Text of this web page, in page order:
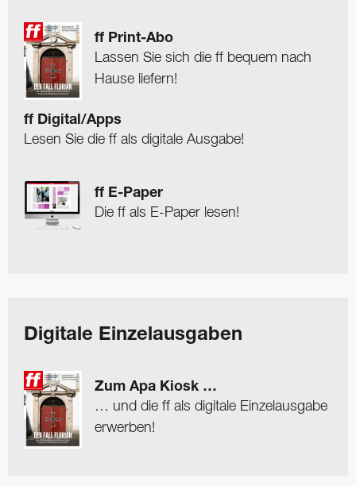
ff Print-Abo
Lassen Sie sich die ff bequem nach
Hause liefern!
ff Digital/Apps
Lesen Sie die ff als digitale Ausgabe!
ff E-Paper
Die ff als E-Paper lesen!
Digitale Einzelausgaben
Zum Apa Kiosk …
… und die ff als digitale Einzelausgabe
erwerben!